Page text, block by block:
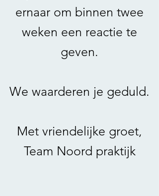
ernaar om binnen twee
weken een reactie te
geven.
We waarderen je geduld.
Met vriendelijke groet,
Team Noord praktijk